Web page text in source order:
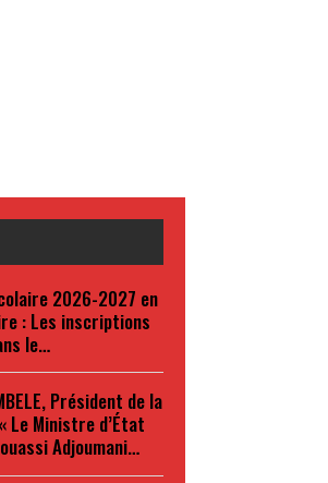
2026-2027 en
: Les inscriptions
le…
Président de la
Le Ministre d’État
Adjoumani…